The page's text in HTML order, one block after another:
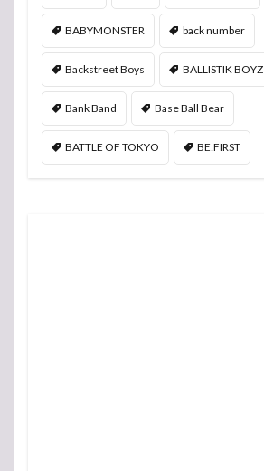
BABYMONSTER back number
Backstreet Boys BALLISTIK BOYZ
Bank Band Base Ball Bear
BATTLE OF TOKYO BE:FIRST